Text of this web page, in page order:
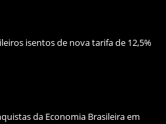
isentos de nova tarifa de 12,5%
da Economia Brasileira em